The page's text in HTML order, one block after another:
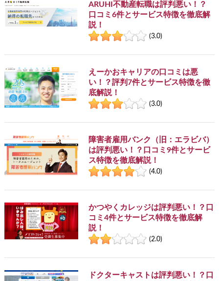
ARUHI不動産転職は評判悪い！？
口コミ6件とサービス特徴を徹底解
説！
(3.0)
えーかおキャリアの口コミは悪
い！？評判7件とサービス特徴を徹
底解説！
(3.0)
障害者雇用バンク（旧：エラビバ）
は評判悪い！？口コミ9件とサービ
ス特徴を徹底解説！
(4.0)
かつやくカレッジは評判悪い！？口
コミ4件とサービス特徴を徹底解
説！
(2.0)
ドクターキャストは評判悪い！？口